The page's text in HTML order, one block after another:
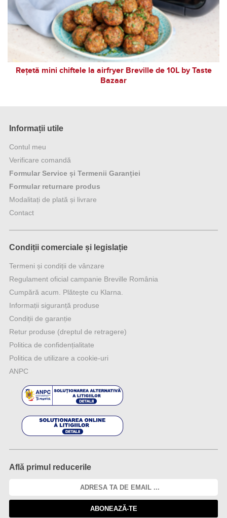
Rețetă mini chiftele la airfryer Breville de 10L by Taste
Bazaar
Informații utile
Contul meu
Verificare comandă
Formular Service și Termenii Garanției
Formular returnare produs
Modalitați de plată și livrare
Contact
Condiții comerciale și legislație
Termeni și condiții de vânzare
Regulament oficial campanie Breville România
Cumpără acum. Plătește cu Klarna.
Informații siguranță produse
Condiții de garanție
Retur produse (dreptul de retragere)
Politica de confidențialitate
Politica de utilizare a cookie-uri
ANPC
Află primul reducerile
ABONEAZĂ-TE